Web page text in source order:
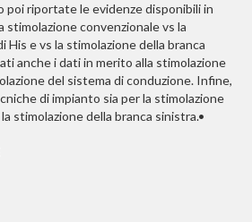
poi riportate le evidenze disponibili in
convenzionale vs la
His e vs la stimolazione della branca
anche i dati in merito alla stimolazione
del sistema di conduzione. Infine,
di impianto sia per la stimolazione
stimolazione della branca sinistra.•